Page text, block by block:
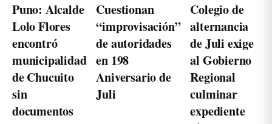
Puno: Alcalde
Lolo Flores
encontró
municipalidad
de Chucuito
sin
documentos
Cuestionan
“improvisación”
de autoridades
en 198
Aniversario de
Juli
Colegio de
alternancia
de Juli exige
al Gobierno
Regional
culminar
expediente